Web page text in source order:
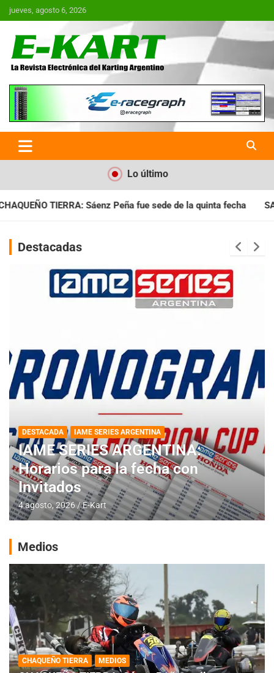
Saltar
al
jueves, agosto 6, 2026
E-Kart.com.ar | La Revista
Electrónica del Karting en
Argentina
Lo último
fue sede de la quinta fecha SANTIAGUEÑO: Se cumplió con
Destacadas
DESTACADA IAME SERIES ARGENTINA
IAME SERIES ARGENTINA:
Horarios para la fecha con
Invitados
4 agosto, 2026 E-Kart
Medios
CHAQUEÑO TIERRA MEDIOS